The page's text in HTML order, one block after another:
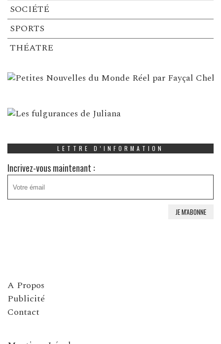
SOCIÉTÉ
SPORTS
THÉATRE
LETTRE D’INFORMATION
Incrivez-vous maintenant :
A Propos
Publicité
Contact